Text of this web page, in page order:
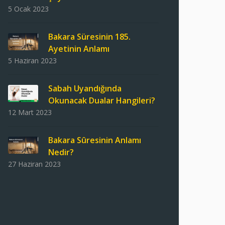
5 Ocak 2023
Bakara Süresinin 185.
Ayetinin Anlamı
5 Haziran 2023
Sabah Uyandığında
Okunacak Dualar Hangileri?
12 Mart 2023
Bakara Sûresinin Anlamı
Nedir?
27 Haziran 2023